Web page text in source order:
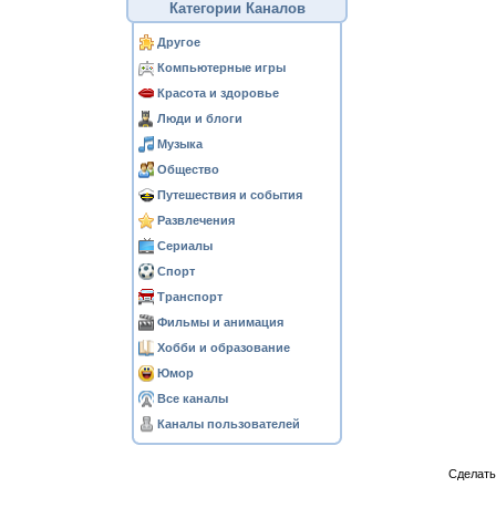
Категории Каналов
Другое
Компьютерные игры
Красота и здоровье
Люди и блоги
Музыка
Общество
Путешествия и события
Развлечения
Сериалы
Спорт
Транспорт
Фильмы и анимация
Хобби и образование
Юмор
Все каналы
Каналы пользователей